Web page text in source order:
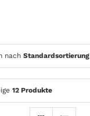
nach Standardsortierung
12 Produkte